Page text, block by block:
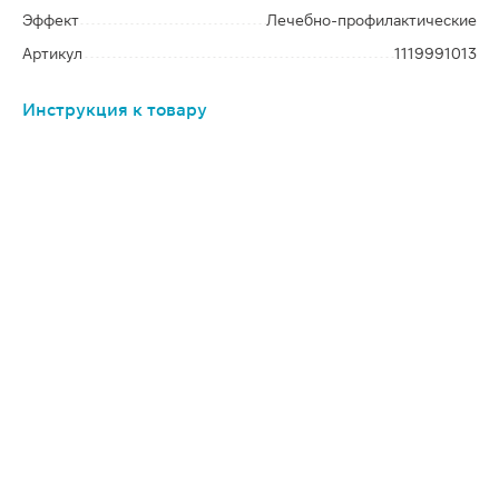
Эффект
Лечебно-профилактические
Артикул
1119991013
Инструкция к товару